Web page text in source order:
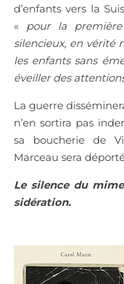
d’enfants vers la
« pour la
silencieux, en vérité
les enfants sans
éveiller des
La guerre
n’en sortira pas
sa boucherie de
Marceau sera
Le silence du
sidération.